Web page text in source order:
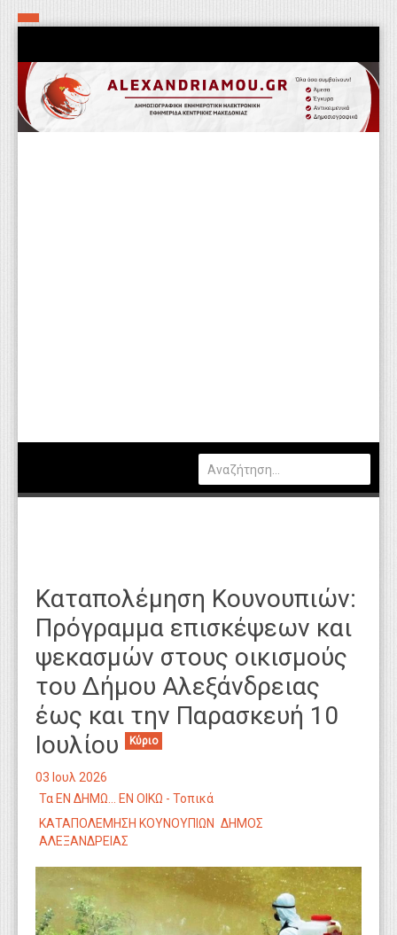
Καταπολέμηση Κουνουπιών:
Πρόγραμμα επισκέψεων και
ψεκασμών στους οικισμούς
του Δήμου Αλεξάνδρειας
έως και την Παρασκευή 10
Ιουλίου
Κύριο
03 Ιουλ 2026
Τα ΕΝ ΔΗΜΩ... ΕΝ ΟΙΚΩ - Τοπικά
ΚΑΤΑΠΟΛΕΜΗΣΗ ΚΟΥΝΟΥΠΙΩΝ ΔΗΜΟΣ
ΑΛΕΞΑΝΔΡΕΙΑΣ
Αρχική
Τα εν δήμω εν οίκω
Πολιτιστικά-Εκκλησιαστικά
Καιρός
Τεχνολογία
Εκπαίδευση
Υγεία
Γενικά
Βιβλιοθήκη Απόψεων
Κυτίο Παραπόνων Πολιτών